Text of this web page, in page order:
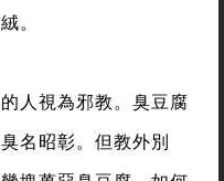
。
人視為邪教。臭豆腐
名昭彰。但教外別